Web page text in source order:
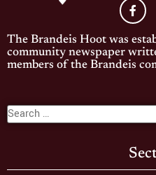
The Brandeis Hoot was
community newspaper
members of the Brandeis